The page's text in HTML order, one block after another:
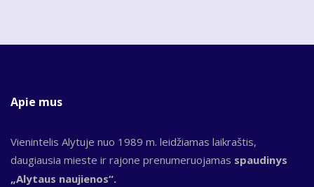
Apie mus
Vienintelis Alytuje nuo 1989 m. leidžiamas laikraštis,
daugiausia mieste ir rajone prenumeruojamas spaudinys
„Alytaus naujienos“.